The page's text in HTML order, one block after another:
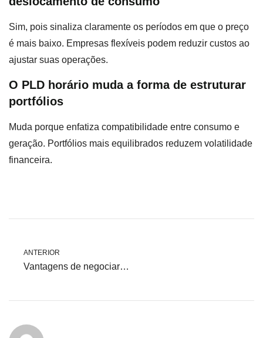
Sim, pois sinaliza claramente os períodos em que o preço
é mais baixo. Empresas flexíveis podem reduzir custos ao
ajustar suas operações.
O PLD horário muda a forma de estruturar
portfólios
Muda porque enfatiza compatibilidade entre consumo e
geração. Portfólios mais equilibrados reduzem volatilidade
financeira.
ANTERIOR
Vantagens de negociar diretamente com fornecedores no mercado livre